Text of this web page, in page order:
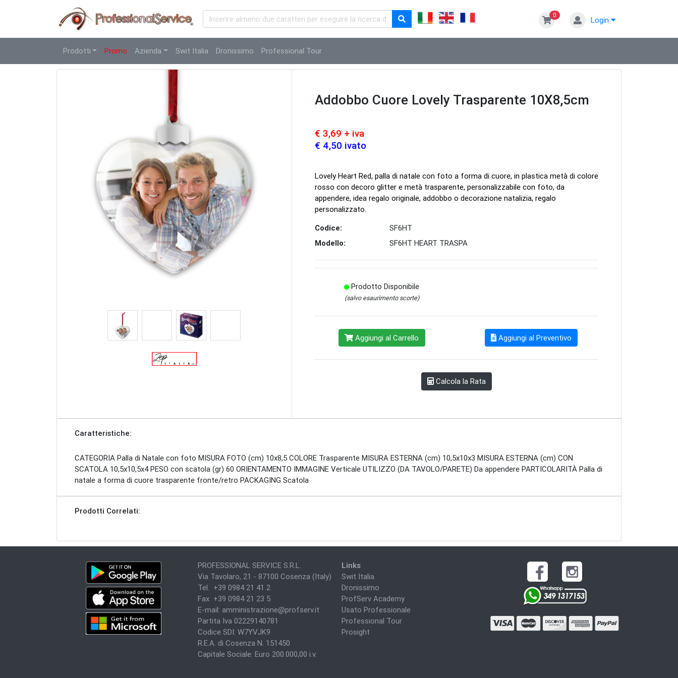
0
Login
Prodotti Promo Azienda Swit Italia Dronissimo Professional Tour
Addobbo Cuore Lovely Trasparente 10X8,5cm
€ 3,69 + iva
€ 4,50 ivato
Lovely Heart Red, palla di natale con foto a forma di cuore, in plastica metà di colore
rosso con decoro glitter e metà trasparente, personalizzabile con foto, da
appendere, idea regalo originale, addobbo o decorazione natalizia, regalo
personalizzato.
Codice:
SF6HT
Modello:
SF6HT HEART TRASPA
Prodotto Disponibile
(salvo esaurimento scorte)
Aggiungi al Carrello Aggiungi al Preventivo
Calcola la Rata
Caratteristiche:
CATEGORIA Palla di Natale con foto MISURA FOTO (cm) 10x8,5 COLORE Trasparente MISURA ESTERNA (cm) 10,5x10x3 MISURA ESTERNA (cm) CON
SCATOLA 10,5x10,5x4 PESO con scatola (gr) 60 ORIENTAMENTO IMMAGINE Verticale UTILIZZO (DA TAVOLO/PARETE) Da appendere PARTICOLARITÀ Palla di
natale a forma di cuore trasparente fronte/retro PACKAGING Scatola
Prodotti Correlati:
PROFESSIONAL SERVICE S.R.L.
Via Tavolaro, 21 - 87100 Cosenza (Italy)
Tel. +39 0984 21 41 2
Fax +39 0984 21 23 5
E-mail: amministrazione@profserv.it
Partita Iva 02229140781
Codice SDI: W7YVJK9
R.E.A. di Cosenza N. 151450
Capitale Sociale: Euro 200.000,00 i.v.
Links
Swit Italia
Dronissimo
ProfServ Academy
Usato Professionale
Professional Tour
Prosight